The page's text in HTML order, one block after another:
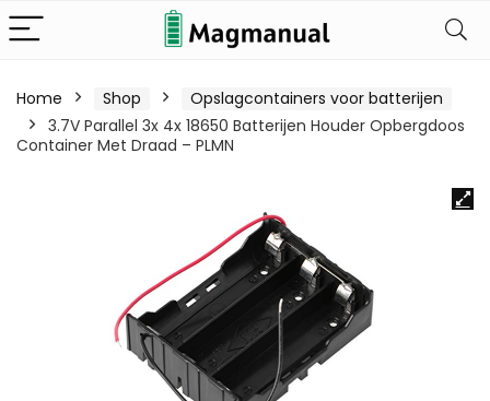
Home Shop
Opslagcontainers voor batterijen
3.7V Parallel 3x 4x 18650 Batterijen Houder Opbergdoos
Container Met Draad – PLMN